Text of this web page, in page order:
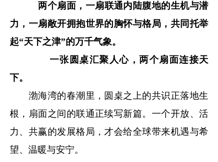
两个扇面，一扇联通内陆腹地的生机与潜
力，一扇敞开拥抱世界的胸怀与格局，共同托举
起“天下之津”的万千气象。
一张圆桌汇聚人心，两个扇面连接天
下。
渤海湾的春潮里，圆桌之上的共识正落地生
根，扇面之间的联通正续写新篇。一个开放、活
力、共赢的发展格局，才会给全球带来机遇与希
望、温暖与安宁。